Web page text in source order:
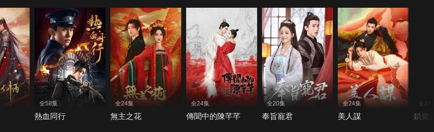
全58集
熱血同行
全24集
無主之花
全24集
傳聞中的陳芊芊
全20集
奉旨寵君
全24集
美人謀
全24
鎖愛